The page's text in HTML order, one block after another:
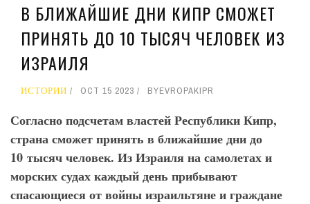
В БЛИЖАЙШИЕ ДНИ КИПР СМОЖЕТ
ПРИНЯТЬ ДО 10 ТЫСЯЧ ЧЕЛОВЕК ИЗ
ИЗРАИЛЯ
ИСТОРИИ OCT 15 2023 BYEVROPAKIPR
Согласно подсчетам властей Республики Кипр,
страна сможет принять в ближайшие дни до
10 тысяч человек. Из Израиля на самолетах и
морских судах каждый день прибывают
спасающиеся от войны израильтяне и граждане